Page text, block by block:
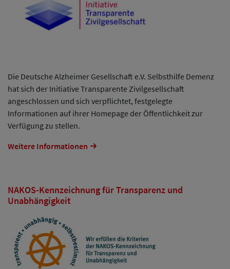
Die Deutsche Alzheimer Gesellschaft e.V. Selbsthilfe Demenz
hat sich der Initiative Transparente Zivilgesellschaft
angeschlossen und sich verpflichtet, festgelegte
Informationen auf ihrer Homepage der Öffentlichkeit zur
Verfügung zu stellen.
Weitere Informationen
NAKOS-Kennzeichnung für Transparenz und
Unabhängigkeit